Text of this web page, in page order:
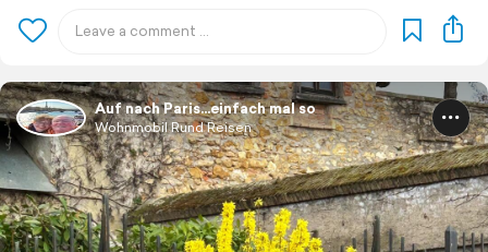
Auf nach Paris…einfach mal so
Wohnmobil Rund Reisen